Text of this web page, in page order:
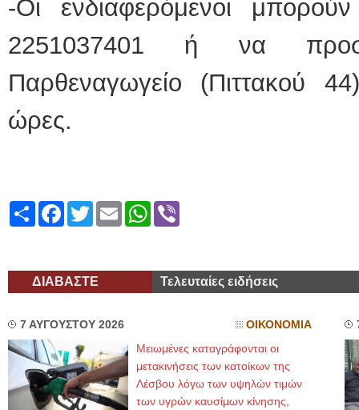
-Οι ενδιαφερόμενοι
2251037401 ή να
Παρθεναγωγείο (Πιττακού
ώρες.
ShareFacebook
TwitterEmailWhatsApp
ΔΙΑΒΑΣΤΕ Τελευταίες ειδήσεις
7 ΑΥΓΟΥΣΤΟΥ 2026 ΟΙΚΟΝΟΜΙΑ
Μειωμένες καταγράφονται οι
μετακινήσεις των κατοίκων της
Λέσβου λόγω των υψηλών τιμών
των υγρών καυσίμων κίνησης,